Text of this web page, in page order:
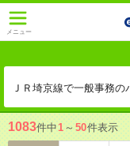
メニュー
ＪＲ埼京線で一般事務の
1083件中1 ～ 50件表示